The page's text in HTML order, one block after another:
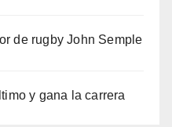
de rugby John Semple
y gana la carrera